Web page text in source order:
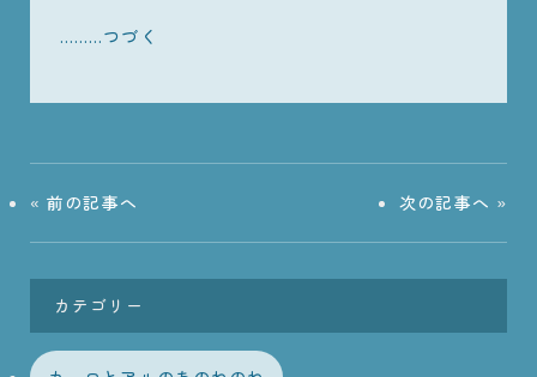
………つづく
«前の記事へ 次の記事へ »
カテゴリー